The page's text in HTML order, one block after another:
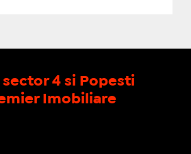
4 si Popesti
Imobiliare